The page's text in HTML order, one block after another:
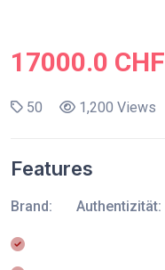
17000.0 CHF
50 1,200 Views
Features
Brand: Authentizität: